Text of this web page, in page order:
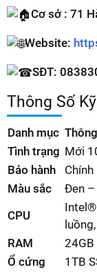
Cơ sở : 71
Website:
SĐT:
Thông Số
Danh mục
Tình trạng Mới
Bảo hành
Màu sắc
Đen –
CPU
RAM
24GB
Ổ cứng
1TB